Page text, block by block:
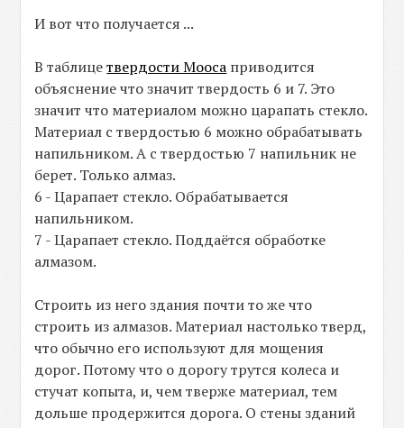
И вот что получается ...
В таблицетвердости Мооса приводится
объяснение что значит твердость 6 и 7. Это
значит что материалом можно царапать стекло.
Материал с твердостью 6 можно обрабатывать
напильником. А с твердостью 7 напильник не
берет. Только алмаз.
6 - Царапает стекло. Обрабатывается
напильником.
7 - Царапает стекло. Поддаётся обработке
алмазом.
Строить из него здания почти то же что
строить из алмазов. Материал настолько тверд,
что обычно его используют для мощения
дорог. Потому что о дорогу трутся колеса и
стучат копыта, и, чем тверже материал, тем
дольше продержится дорога. О стены зданий